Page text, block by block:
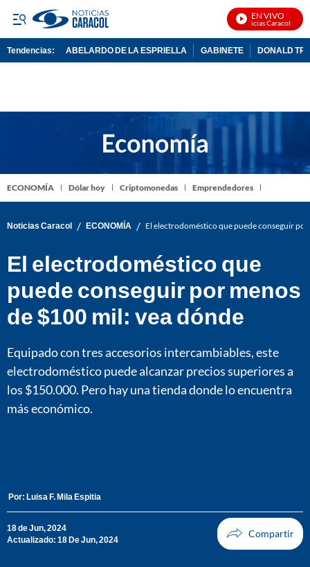
EN VIVO
Noticias Caracol En
Tendencias: ABELARDO DE LA ESPRIELLA GABINETE DONALD
ECONOMÍA Dólar hoy Criptomonedas Emprendedores
Noticias Caracol / ECONOMÍA / El electrodoméstico que puede conseguir
El electrodoméstico que
puede conseguir por menos
de $100 mil: vea dónde
Equipado con tres accesorios intercambiables, este
electrodoméstico puede alcanzar precios superiores a
los $150.000. Pero hay una tienda donde lo encuentra
más económico.
Por: Luisa F. Mila Espitia
18 de Jun, 2024
Actualizado: 18 De Jun, 2024